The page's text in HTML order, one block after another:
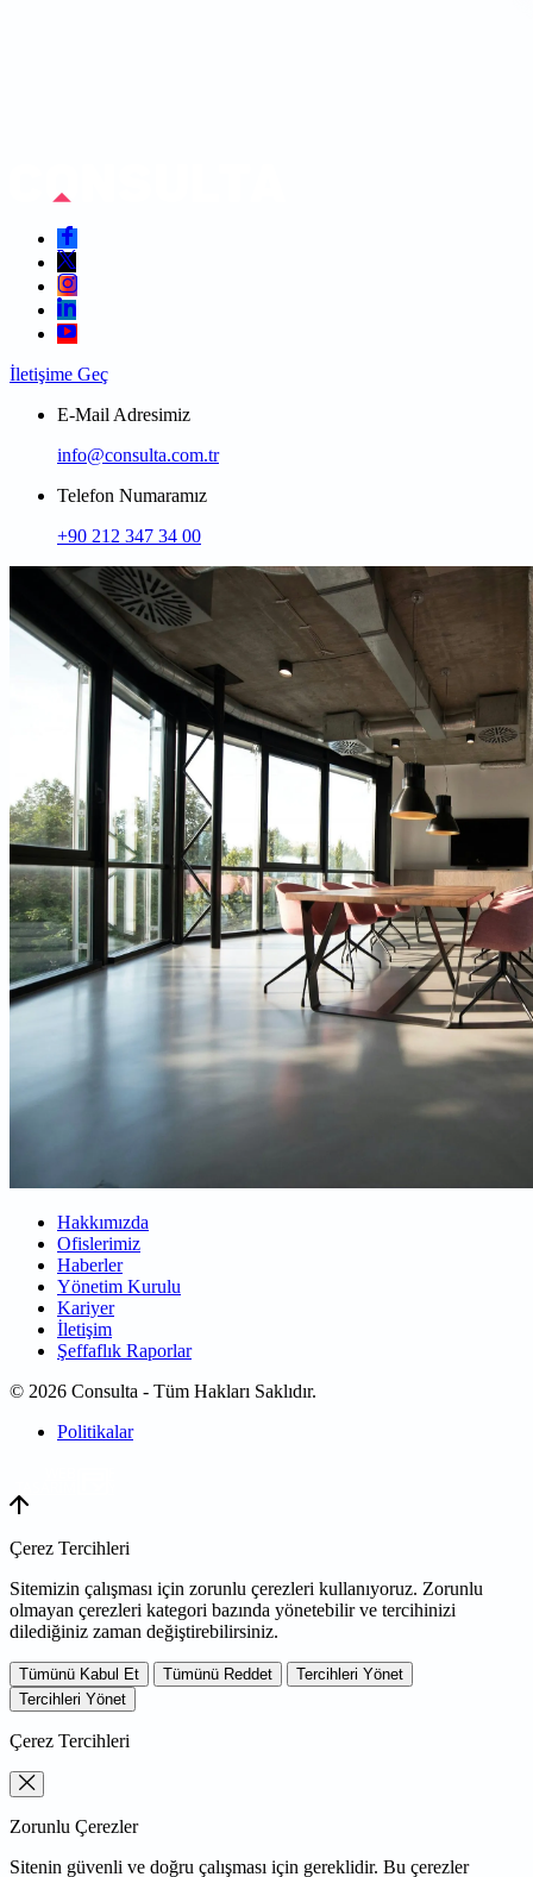
İletişime Geç
E-Mail Adresimiz
info@consulta.com.tr
Telefon Numaramız
+90 212 347 34 00
Hakkımızda
Ofislerimiz
Haberler
Yönetim Kurulu
Kariyer
İletişim
Şeffaflık Raporlar
© 2026 Consulta - Tüm Hakları Saklıdır.
Politikalar
Çerez Tercihleri
Sitemizin çalışması için zorunlu çerezleri kullanıyoruz. Zorunlu
olmayan çerezleri kategori bazında yönetebilir ve tercihinizi
dilediğiniz zaman değiştirebilirsiniz.
Tümünü Kabul Et Tümünü Reddet
Tercihleri Yönet
Tercihleri Yönet
Çerez Tercihleri
Zorunlu Çerezler
Sitenin güvenli ve doğru çalışması için gereklidir. Bu çerezler